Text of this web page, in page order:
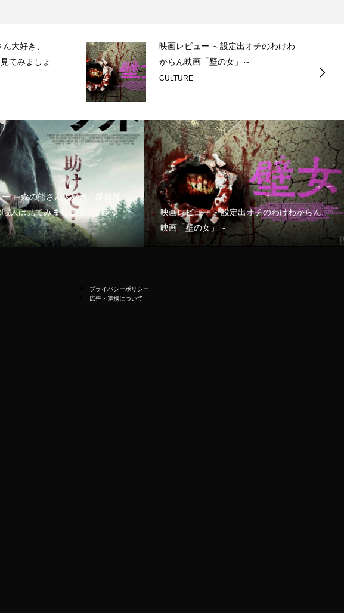
大好き、
てみましょ
映画レビュー ～設定出オチのわけわ
からん映画「壁の女」～
CULTURE
～森の熊さん大好き、駆除反
人は見てみましょう「ブラッ
映画レビュー ～設定出オチのわけわからん
映画「壁の女」～
プライバシーポリシー
広告・連携について